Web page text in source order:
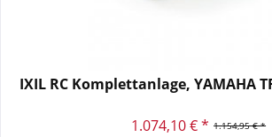
IXIL RC Komplettanlage, YAMAHA
1.154,95 € *
1.074,10 € *